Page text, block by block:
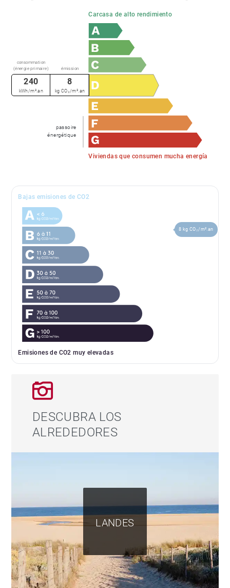
Carcasa de alto rendimiento
Viviendas que consumen mucha energía
passoire
énergétique
consommation
(énergie primaire)
émission
240
kWh/m².an
8
kg CO₂/m².an
Bajas emisiones de CO2
Emisiones de CO2 muy elevadas
8 kg CO₂/m².an
DESCUBRA LOS
ALREDEDORES
LANDES